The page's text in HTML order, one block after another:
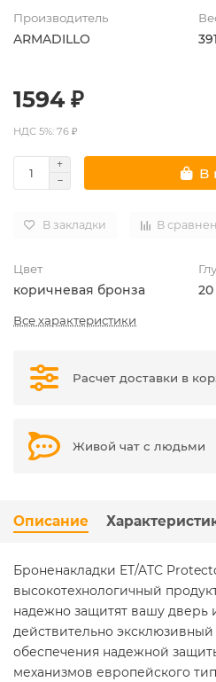
Производитель
ARMADILLO
1594 ₽
НДС 5%: 76 ₽
В
В закладки В
Цвет
коричневая бронза
Все характеристики
Расчет доставки в
Живой чат с людьми
Описание
Броненакладки ET/ATC
высокотехнологичный
надежно защитят вашу дверь
действительно
обеспечения надежной
механизмов европейского